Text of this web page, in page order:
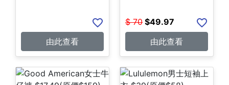
由此查看
$ 70 $49.97
由此查看